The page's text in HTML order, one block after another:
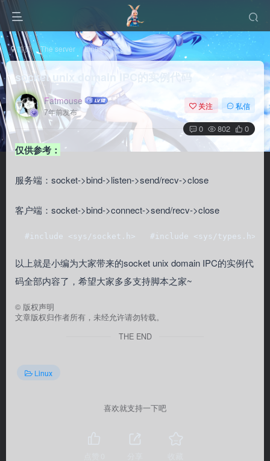
首页 The server Linux 正文
socket unix domain IPC的实例代码
Fatmouse
7年前发布
关注 私信
0 802 0
仅供参考：
服务端：socket->bind->listen->send/recv->close
客户端：socket->bind->connect->send/recv->close
#include <sys/socket.h>   #include <sys/types.h>
以上就是小编为大家带来的socket unix domain IPC的实例代
码全部内容了，希望大家多多支持脚本之家~
© 版权声明
文章版权归作者所有，未经允许请勿转载。
THE END
Linux
喜欢就支持一下吧